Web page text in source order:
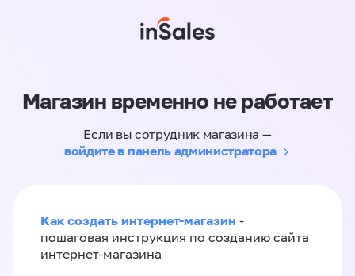
Магазин временно не работает
Если вы сотрудник магазина —
войдите в панель администратора
Как создать интернет-магазин -
пошаговая инструкция по созданию сайта
интернет-магазина